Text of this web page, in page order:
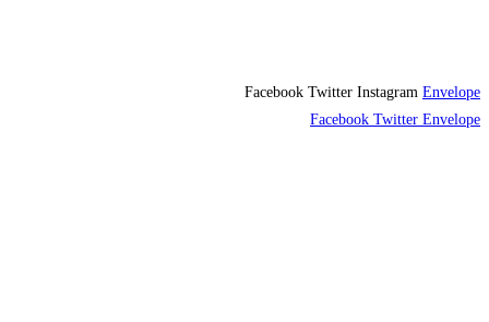
Facebook Twitter Instagram Envelope
Facebook Twitter Envelope